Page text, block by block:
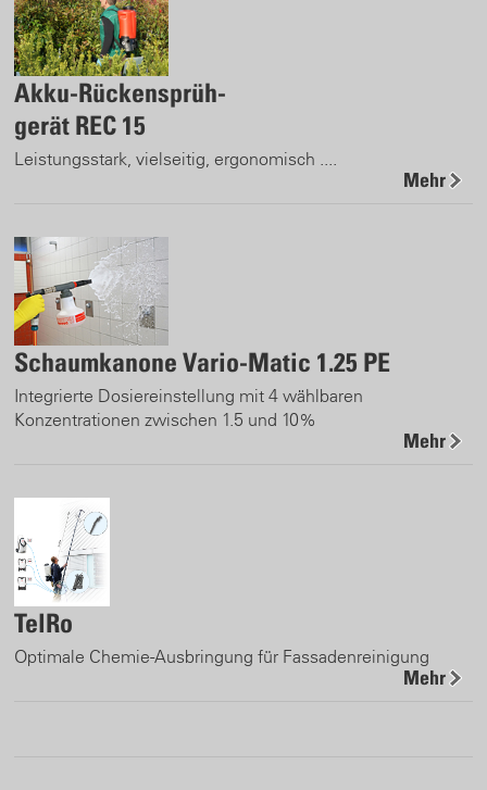
Akku-Rückensprüh-
gerät REC 15
Leistungsstark, vielseitig, ergonomisch ....
Mehr
Schaumkanone Vario-Matic 1.25 PE
Integrierte Dosiereinstellung mit 4 wählbaren
Konzentrationen zwischen 1.5 und 10%
Mehr
TelRo
Optimale Chemie-Ausbringung für Fassadenreinigung
Mehr